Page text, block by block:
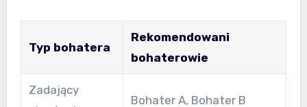
Typ bohatera
Rekomendowani
bohaterowie
Zadający
Bohater A, Bohater B